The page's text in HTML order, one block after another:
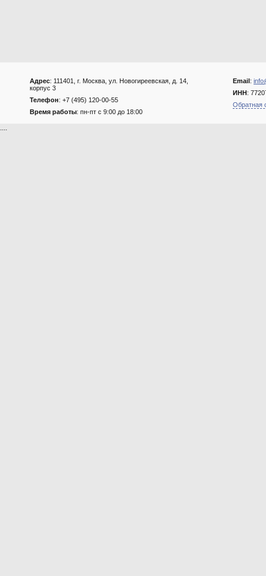
Адрес: 111401, г. Москва, ул. Новогиреевская, д. 14,
корпус 3
Телефон: +7 (495) 120-00-55
Время работы: пн-пт с 9:00 до 18:00
Email:
ИНН:
Обратная
....